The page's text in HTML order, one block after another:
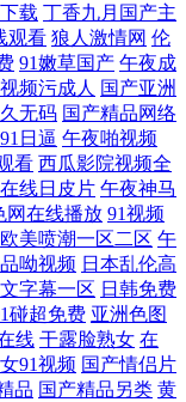
载 丁香九月国产主
观看 狼人激情网 伦
91嫩草国产 午夜成
频污成人 国产亚洲
无码 国产精品网络
91日逼 午夜啪视频
看 西瓜影院视频全
线日皮片 午夜神马
网在线播放 91视频
欧美喷潮一区二区 午
呦视频 日本乱伦高
字幕一区 日韩免费
碰超免费 亚洲色图
线 干露脸熟女 在
91视频 国产情侣片
品 国产精品另类 黄